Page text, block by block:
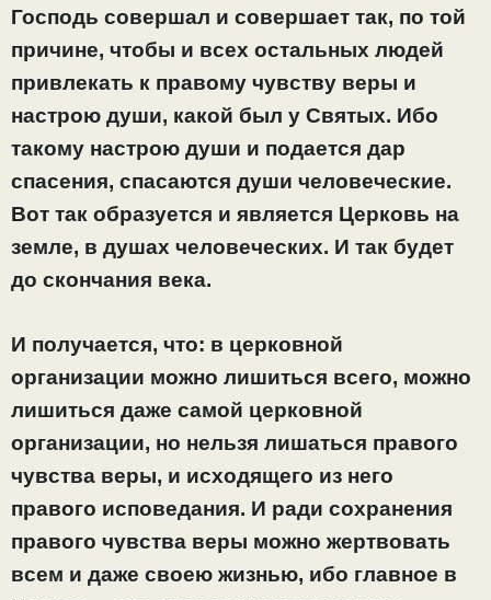
Господь совершал и совершает так, по той
причине, чтобы и всех остальных людей
привлекать к правому чувству веры и
настрою души, какой был у Святых. Ибо
такому настрою души и подается дар
спасения, спасаются души человеческие.
Вот так образуется и является Церковь на
земле, в душах человеческих. И так будет
до скончания века.
И получается, что: в церковной
организации можно лишиться всего, можно
лишиться даже самой церковной
организации, но нельзя лишаться правого
чувства веры, и исходящего из него
правого исповедания. И ради сохранения
правого чувства веры можно жертвовать
всем и даже своею жизнью, ибо главное в